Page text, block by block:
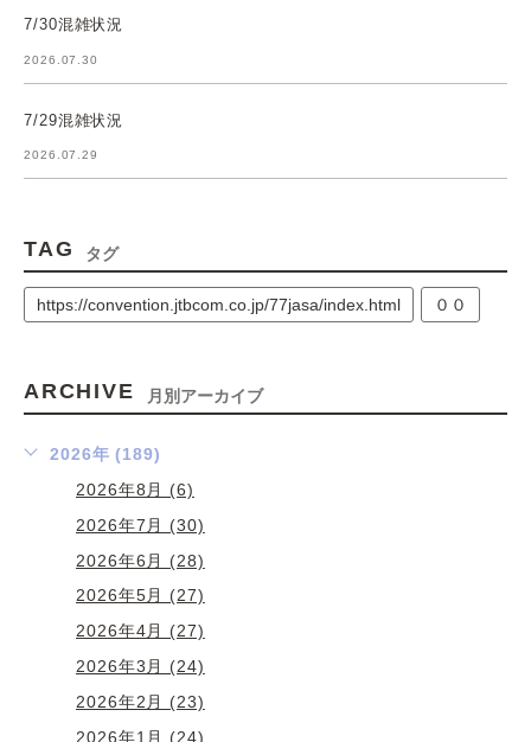
7/30混雑状況
2026.07.30
7/29混雑状況
2026.07.29
TAG タグ
https://convention.jtbcom.co.jp/77jasa/index.html ００
ARCHIVE 月別アーカイブ
2026年 (189)
2026年8月 (6)
2026年7月 (30)
2026年6月 (28)
2026年5月 (27)
2026年4月 (27)
2026年3月 (24)
2026年2月 (23)
2026年1月 (24)